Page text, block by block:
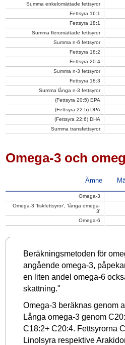
Summa enkelomättade fettsyror
Fettsyra 16:1
Fettsyra 18:1
Summa fleromättade fettsyror
Summa n-6 fettsyror
Fettsyra 18:2
Fettsyra 20:4
Summa n-3 fettsyror
Fettsyra 18:3
Summa långa n-3 fettsyror
(Fettsyra 20:5) EPA
(Fettsyra 22:5) DPA
(Fettsyra 22:6) DHA
Summa transfettsyror
Omega-3 och
Ämne
Omega-3
Omega-3 'fiskfettsyror', 'långa omega-
3'
Omega-6
Beräkningsmetoden för
angående omega-3,
en liten andel omega-6
skattning."
Omega-3 beräknas genom
Långa omega-3 genom
C18:2+ C20:4. Fettsyrorna
Linolsyra respektive